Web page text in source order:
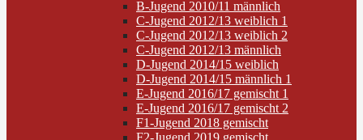
B-Jugend 2010/11 männlich
C-Jugend 2012/13 weiblich 1
C-Jugend 2012/13 weiblich 2
C-Jugend 2012/13 männlich
D-Jugend 2014/15 weiblich
D-Jugend 2014/15 männlich 1
E-Jugend 2016/17 gemischt 1
E-Jugend 2016/17 gemischt 2
F1-Jugend 2018 gemischt
F2-Jugend 2019 gemischt